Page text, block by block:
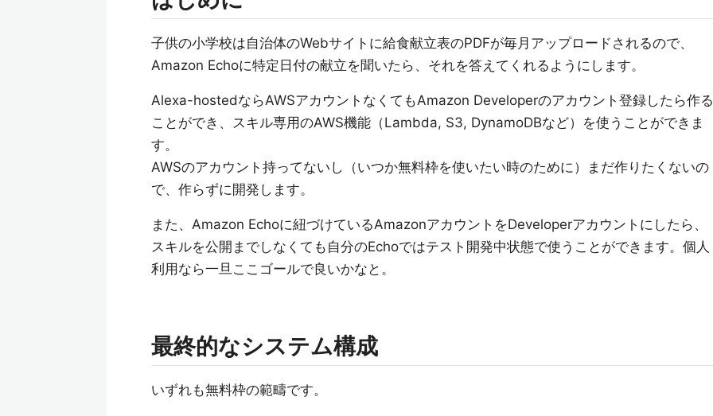
子供の小学校は自治体のWebサイトに給食献立表のPDFが毎月アップロードされるので、
Amazon Echoに特定日付の献立を聞いたら、それを答えてくれるようにします。
Alexa-hostedならAWSアカウントなくてもAmazon Developerのアカウント登録したら作る
ことができ、スキル専用のAWS機能（Lambda, S3, DynamoDBなど）を使うことができま
す。
AWSのアカウント持ってないし（いつか無料枠を使いたい時のために）まだ作りたくないの
で、作らずに開発します。
また、Amazon Echoに紐づけているAmazonアカウントをDeveloperアカウントにしたら、
スキルを公開までしなくても自分のEchoではテスト開発中状態で使うことができます。個人
利用なら一旦ここゴールで良いかなと。
最終的なシステム構成
いずれも無料枠の範疇です。